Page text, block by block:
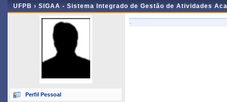
UFPB › SIGAA - Sistema Integrado de Gestão de Atividades
Perfil Pessoal
-